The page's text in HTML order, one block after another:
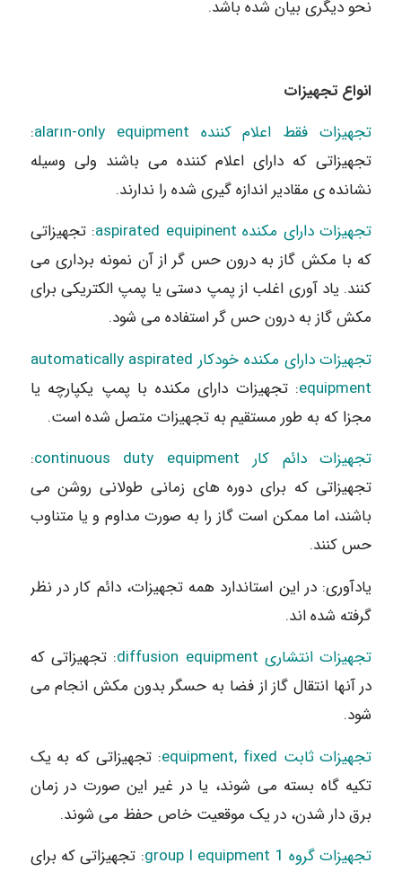
نحو دیگری بیان شده باشد.
انواع تجهیزات
تجهیزات فقط اعلام کننده aların-only equipment
:
تجهیزاتی که دارای اعلام کننده می باشند ولی وسیله
نشانده ی مقادیر اندازه گیری شده را ندارند.
تجهیزات دارای مکنده aspirated equipinent
: تجهیزاتی
که با مکش گاز به درون حس گر از آن نمونه برداری می
کنند. یاد آوری اغلب از پمپ دستی یا پمپ الکتریکی برای
مکش گاز به درون حس گر استفاده می شود.
تجهیزات دارای مکنده خودکار automatically aspirated
equipment: تجهیزات دارای مکنده با پمپ یکپارچه یا
مجزا که به طور مستقیم به تجهیزات متصل شده است.
تجهیزات دائم کار continuous duty equipment
:
تجهیزاتی که برای دوره های زمانی طولانی روشن می
باشند، اما ممکن است گاز را به صورت مداوم و یا متناوب
حس کنند.
یادآوری: در این استاندارد همه تجهیزات، دائم کار در نظر
گرفته شده اند.
تجهیزات انتشاری diffusion equipment
: تجهیزاتی که
در آنها انتقال گاز از فضا به حسگر بدون مکش انجام می
شود.
تجهیزات ثابت equipment, fixed
: تجهیزاتی که به یک
تکیه گاه بسته می شوند، یا در غیر این صورت در زمان
برق دار شدن، در یک موقعیت خاص حفظ می شوند.
تجهیزات گروه 1 group I equipment
: تجهیزاتی که برای